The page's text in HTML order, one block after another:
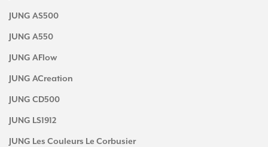
JUNG AS500
JUNG A550
JUNG AFlow
JUNG ACreation
JUNG CD500
JUNG LS1912
JUNG Les Couleurs Le Corbusier